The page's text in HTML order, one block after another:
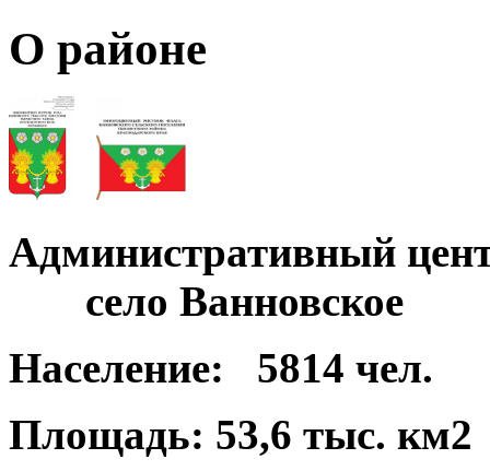
О районе
Административный
село Ванновское
Население:
5814 чел.
Площадь: 53,6 тыс. км2